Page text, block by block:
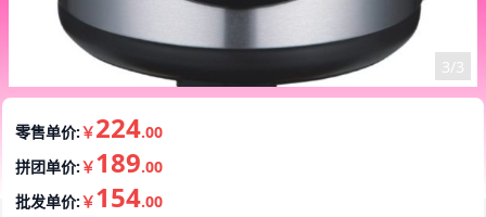
1/3
零售单价:￥224.00
拼团单价:￥189.00
批发单价:￥154.00